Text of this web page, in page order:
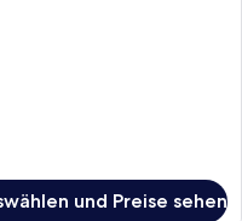
und Preise sehen